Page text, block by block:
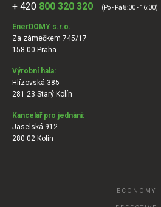
+ 420 800 320 320 (Po - Pá 8:00 - 16:00)
EnerDOMY s.r.o.
Za zámečkem 745/17
158 00 Praha
Výrobní hala:
Hlízovská 385
281 23 Starý Kolín
Kancelář pro jednání:
Jaselská 912
280 02 Kolín
ECONOMY